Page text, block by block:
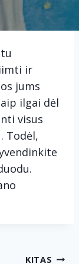
ir
jums
ilgai dėl
visus
Todėl,
KITAS